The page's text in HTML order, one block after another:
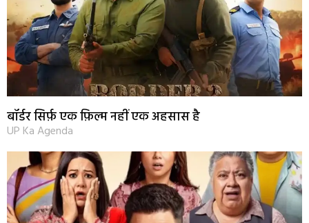
बॉर्डर सिर्फ़ एक फ़िल्म नहीं एक अहसास है
UP Ka Agenda